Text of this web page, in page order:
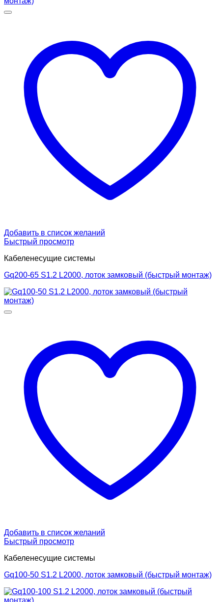
Добавить в список желаний
Быстрый просмотр
Кабеленесущие системы
Gq200-65 S1.2 L2000, лоток замковый (быстрый монтаж)
Добавить в список желаний
Быстрый просмотр
Кабеленесущие системы
Gq100-50 S1.2 L2000, лоток замковый (быстрый монтаж)